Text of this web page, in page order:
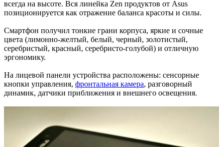
всегда на высоте. Вся линейка Zen продуктов от Asus
позиционируется как отражение баланса красоты и силы.
Смартфон получил тонкие грани корпуса, яркие и сочные
цвета (лимонно-желтый, белый, черный, золотистый,
серебристый, красный, серебристо-голубой) и отличную
эргономику.
На лицевой панели устройства расположены: сенсорные
кнопки управления, фронтальная камера, разговорный
динамик, датчики приближения и внешнего освещения.